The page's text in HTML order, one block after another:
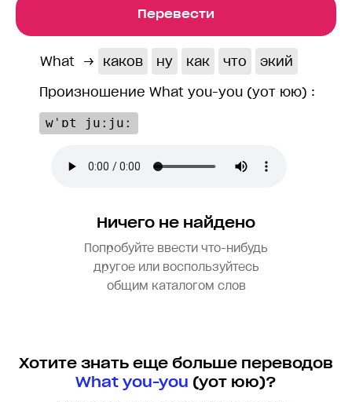
Перевести
What → каков ну как что
экий
Произношение What you-you (yот юю) :
wˈɒt juːjuː
Ничего не найдено
Попробуйте ввести что-нибудь
другое или воспользуйтесь
общим каталогом слов
Хотите знать еще больше переводов
What you-you (yот юю)?